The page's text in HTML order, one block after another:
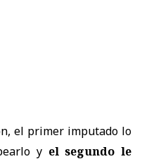
el primer imputado lo
y el segundo le